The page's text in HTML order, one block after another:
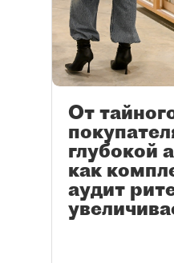
От
глубокой
как
аудит